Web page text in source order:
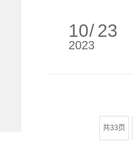
10/ 23
2023
共33页